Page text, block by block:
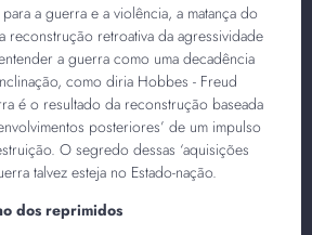
a guerra e a violência, a matança do
reconstrução retroativa da agressividade
a guerra como uma decadência
como diria Hobbes - Freud
é o resultado da reconstrução baseada
posteriores’ de um impulso
O segredo dessas ‘aquisições
talvez esteja no Estado-nação.
dos reprimidos